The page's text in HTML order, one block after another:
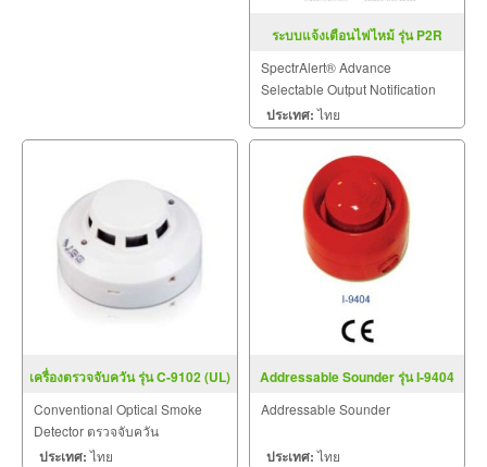
ระบบแจ้งเตือนไฟไหม้ รุ่น P2R
SpectrAlert® Advance
Selectable Output Notification
Appliances
ประเทศ:ไทย
เครื่องตรวจจับควัน รุ่น C-9102 (UL)
Conventional Optical Smoke
Detector ตรวจจับควัน
ประเทศ:ไทย
Addressable Sounder รุ่น I-9404
Addressable Sounder
ประเทศ:ไทย